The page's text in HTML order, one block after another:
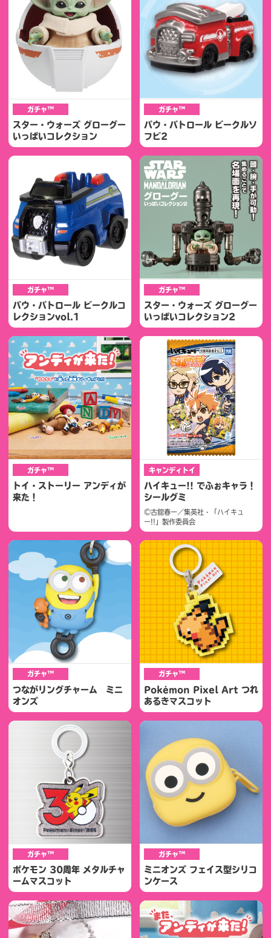
ガチャ™
スター・ウォーズ グローグー
いっぱいコレクション
ガチャ™
パウ・パトロール ビークルソ
フビ2
ガチャ™
パウ・パトロール ビークルコ
レクションvol.1
ガチャ™
スター・ウォーズ グローグー
いっぱいコレクション2
ガチャ™
トイ・ストーリー アンディが
来た！
キャンディトイ
ハイキュー!! でふぉキャラ！
シールグミ
©古舘春一／集英社・「ハイキュ
ー!!」製作委員会
ガチャ™
つながリングチャーム ミニ
オンズ
ガチャ™
Pokémon Pixel Art つれ
あるきマスコット
ガチャ™
ポケモン 30周年 メタルチャ
ームマスコット
ガチャ™
ミニオンズ フェイス型シリコ
ンケース